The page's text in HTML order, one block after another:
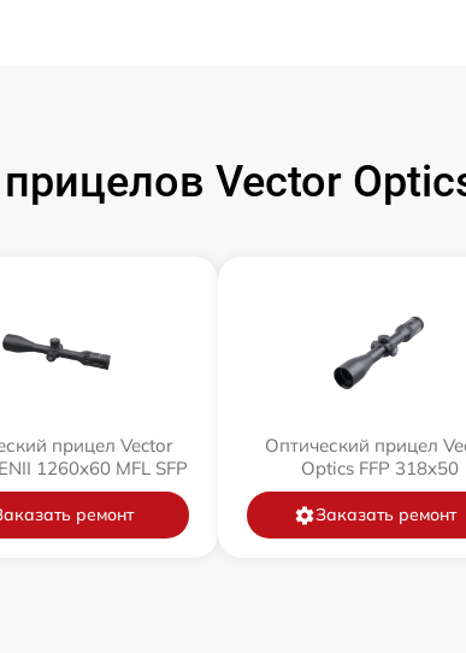
Vector
прицел Vector
1260x60 MFL SFP
ремонт
Оптический прицел
Optics FFP 318x50
Заказать ремонт